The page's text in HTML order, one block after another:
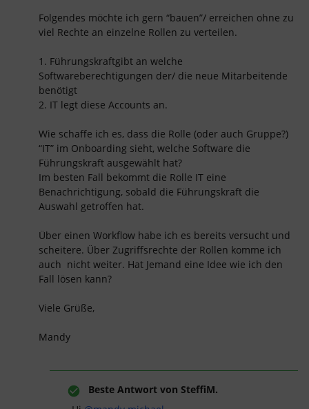
Folgendes möchte ich gern “bauen”/ erreichen ohne zu
viel Rechte an einzelne Rollen zu verteilen.
1. Führungskraftgibt an welche
Softwareberechtigungen der/ die neue Mitarbeitende
benötigt
2. IT legt diese Accounts an.
Wie schaffe ich es, dass die Rolle (oder auch Gruppe?)
“IT” im Onboarding sieht, welche Software die
Führungskraft ausgewählt hat?
Im besten Fall bekommt die Rolle IT eine
Benachrichtigung, sobald die Führungskraft die
Auswahl getroffen hat.
Über einen Workflow habe ich es bereits versucht und
scheitere. Über Zugriffsrechte der Rollen komme ich
auch nicht weiter. Hat Jemand eine Idee wie ich den
Fall lösen kann?
Viele Grüße,
Mandy
Beste Antwort von SteffiM.